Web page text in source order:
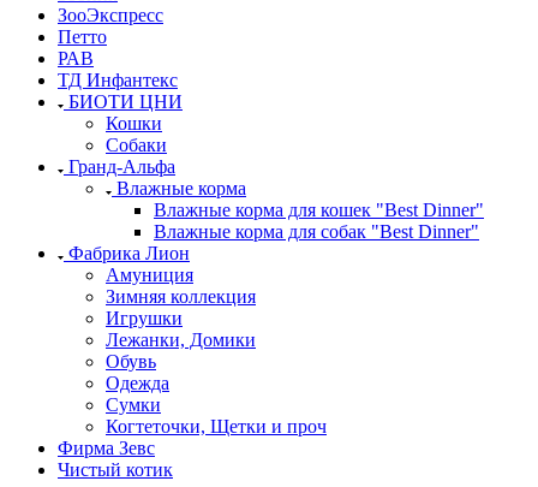
ЗооЭкспресс
Петто
РАВ
ТД Инфантекс
БИОТИ ЦНИ
Кошки
Собаки
Гранд-Альфа
Влажные корма
Влажные корма для кошек "Best Dinner"
Влажные корма для собак "Best Dinner"
Фабрика Лион
Амуниция
Зимняя коллекция
Игрушки
Лежанки, Домики
Обувь
Одежда
Сумки
Когтеточки, Щетки и проч
Фирма Зевс
Чистый котик